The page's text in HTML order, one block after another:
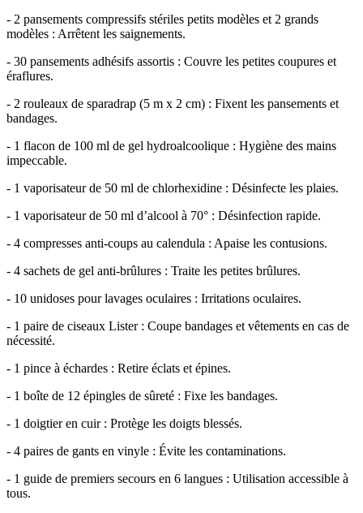
- 2 pansements compressifs stériles petits modèles et 2 grands
modèles : Arrêtent les saignements.
- 30 pansements adhésifs assortis : Couvre les petites coupures et
éraflures.
- 2 rouleaux de sparadrap (5 m x 2 cm) : Fixent les pansements et
bandages.
- 1 flacon de 100 ml de gel hydroalcoolique : Hygiène des mains
impeccable.
- 1 vaporisateur de 50 ml de chlorhexidine : Désinfecte les plaies.
- 1 vaporisateur de 50 ml d’alcool à 70° : Désinfection rapide.
- 4 compresses anti-coups au calendula : Apaise les contusions.
- 4 sachets de gel anti-brûlures : Traite les petites brûlures.
- 10 unidoses pour lavages oculaires : Irritations oculaires.
- 1 paire de ciseaux Lister : Coupe bandages et vêtements en cas de
nécessité.
- 1 pince à échardes : Retire éclats et épines.
- 1 boîte de 12 épingles de sûreté : Fixe les bandages.
- 1 doigtier en cuir : Protège les doigts blessés.
- 4 paires de gants en vinyle : Évite les contaminations.
- 1 guide de premiers secours en 6 langues : Utilisation accessible à
tous.